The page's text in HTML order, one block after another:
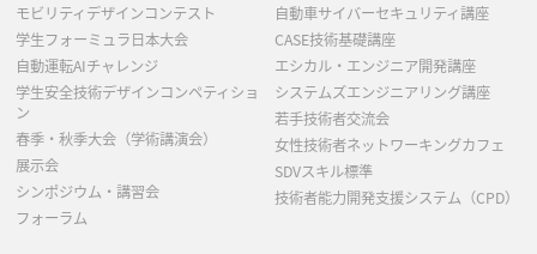
モビリティデザインコンテスト
学生フォーミュラ日本大会
自動運転AIチャレンジ
学生安全技術デザインコンペティショ
ン
春季・秋季大会（学術講演会）
展示会
シンポジウム・講習会
フォーラム
自動車サイバーセキュリティ講座
CASE技術基礎講座
エシカル・エンジニア開発講座
システムズエンジニアリング講座
若手技術者交流会
女性技術者ネットワーキングカフェ
SDVスキル標準
技術者能力開発支援システム（CPD）